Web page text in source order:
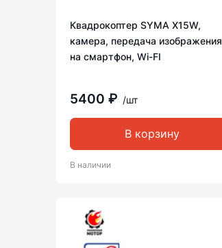
Квадрокоптер SYMA X15W,
камера, передача изображения
на смартфон, Wi-FI
5400 ₽ /шт
В корзину
В наличии